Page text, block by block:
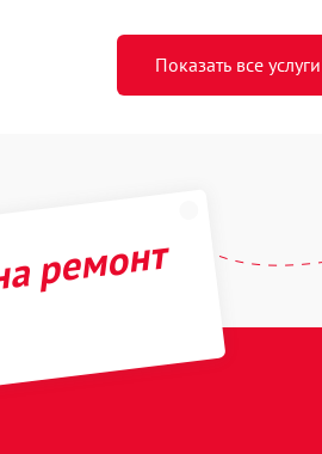
Показать все услуги
ремонт